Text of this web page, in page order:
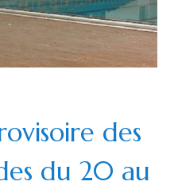
des
du 20 au